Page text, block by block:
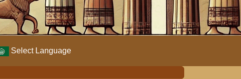
Select Language